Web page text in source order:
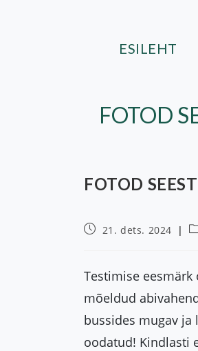
ESILEHT
FOTOD
FOTOD
Post21. dets. 2024
Testimise
mõeldud
bussides mugav ja
oodatud! Kindlasti